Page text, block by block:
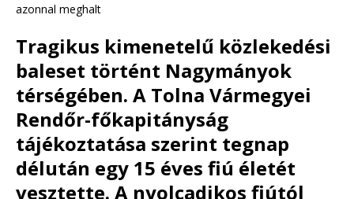
azonnal meghalt
Tragikus kimenetelű közlekedési
baleset történt Nagymányok
térségében. A Tolna Vármegyei
Rendőr-főkapitányság
tájékoztatása szerint tegnap
délután egy 15 éves fiú életét
vesztette. A nyolcadikos fiútól